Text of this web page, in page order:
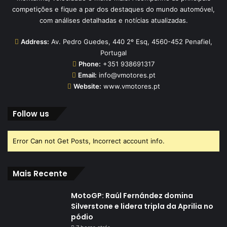
competições e fique a par dos destaques do mundo automóvel,
com análises detalhadas e notícias atualizadas.
Address: Av. Pedro Guedes, 440 2º Esq, 4560-452 Penafiel,
Portugal
Phone: +351 938691317
Email: info@vmotores.pt
Website: www.vmotores.pt
Follow us
Error Can not Get Posts, Incorrect account info.
Mais Recente
MotoGP: Raúl Fernández domina
Silverstone e lidera tripla da Aprilia no
pódio